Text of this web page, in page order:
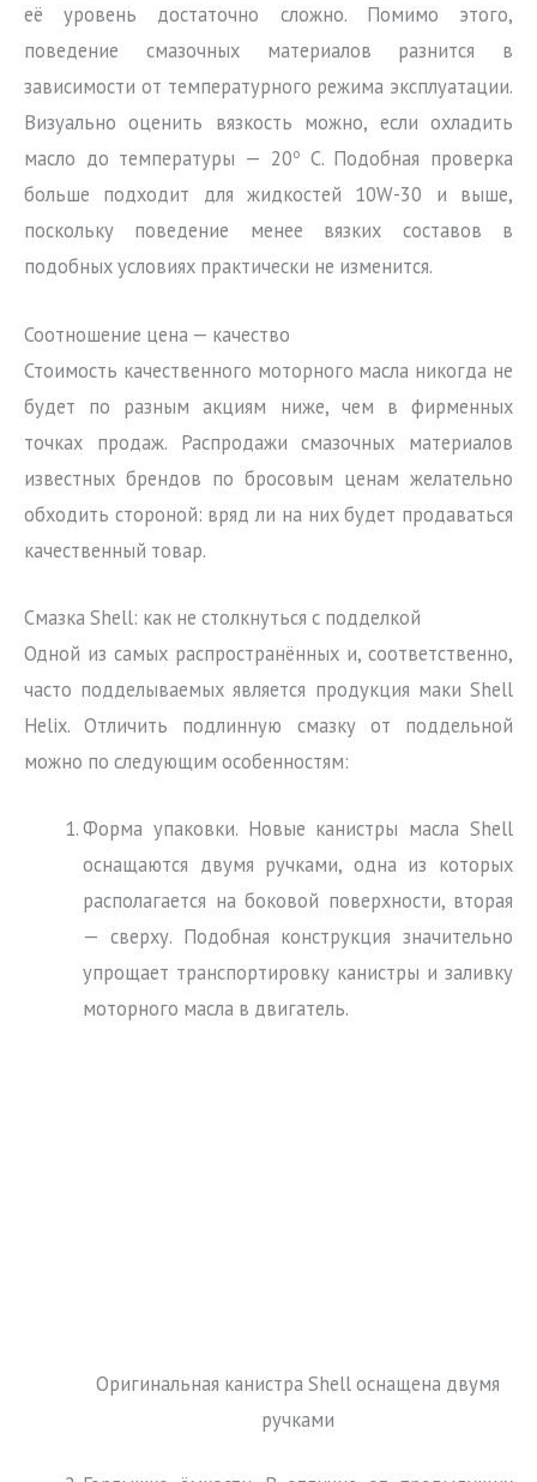
её уровень достаточно сложно. Помимо этого,
поведение смазочных материалов разнится в
зависимости от температурного режима эксплуатации.
Визуально оценить вязкость можно, если охладить
масло до температуры — 20о С. Подобная проверка
больше подходит для жидкостей 10W-30 и выше,
поскольку поведение менее вязких составов в
подобных условиях практически не изменится.
Соотношение цена — качество
Стоимость качественного моторного масла никогда не
будет по разным акциям ниже, чем в фирменных
точках продаж. Распродажи смазочных материалов
известных брендов по бросовым ценам желательно
обходить стороной: вряд ли на них будет продаваться
качественный товар.
Смазка Shell: как не столкнуться с подделкой
Одной из самых распространённых и, соответственно,
часто подделываемых является продукция маки Shell
Helix. Отличить подлинную смазку от поддельной
можно по следующим особенностям:
Форма упаковки. Новые канистры масла Shell
оснащаются двумя ручками, одна из которых
располагается на боковой поверхности, вторая
— сверху. Подобная конструкция значительно
упрощает транспортировку канистры и заливку
моторного масла в двигатель.
Оригинальная канистра Shell оснащена двумя
ручками